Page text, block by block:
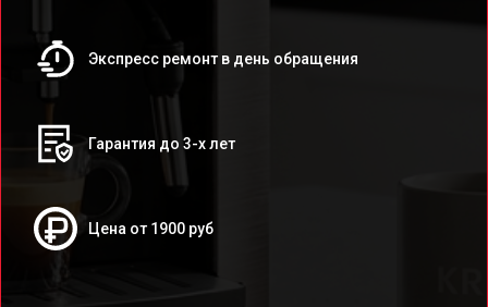
Экспресс ремонт в день обращения
Гарантия до 3-х лет
Цена от 1900 руб